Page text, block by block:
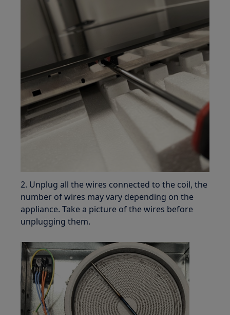
2. Unplug all the wires connected to the coil, the
number of wires may vary depending on the
appliance. Take a picture of the wires before
unplugging them.